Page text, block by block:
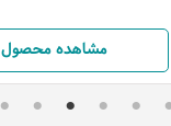
مشاهده محصول